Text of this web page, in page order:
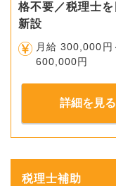
格不要／税理士
新設
月給 300,000円
600,000円
詳細を見る
税理士補助